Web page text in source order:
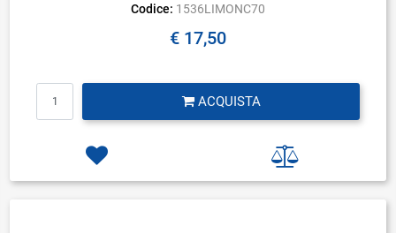
Codice: 1536LIMONC70
€ 17,50
ACQUISTA